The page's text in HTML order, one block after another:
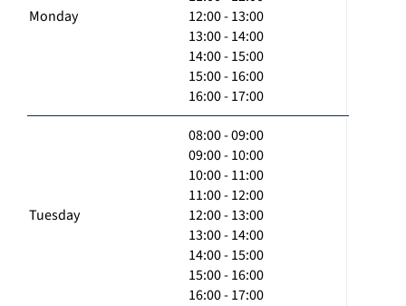
Monday
12:00 - 13:00
13:00 - 14:00
14:00 - 15:00
15:00 - 16:00
16:00 - 17:00
Tuesday
08:00 - 09:00
09:00 - 10:00
10:00 - 11:00
11:00 - 12:00
12:00 - 13:00
13:00 - 14:00
14:00 - 15:00
15:00 - 16:00
16:00 - 17:00